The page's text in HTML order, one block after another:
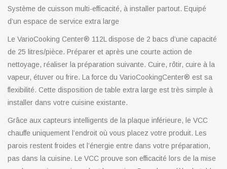
Système de cuisson multi-efficacité, à installer partout. Equipé
d’un espace de service extra large
Le VarioCooking Center® 112L dispose de 2 bacs d’une capacité
de 25 litres/pièce. Préparer et après une courte action de
nettoyage, réaliser la préparation suivante. Cuire, rôtir, cuire à la
vapeur, étuver ou frire. La force du VarioCookingCenter® est sa
flexibilité. Cette disposition de table extra large est très simple à
installer dans votre cuisine existante.
Grâce aux capteurs intelligents de la plaque inférieure, le VCC
chauffe uniquement l’endroit où vous placez votre produit. Les
parois restent froides et l’énergie entre dans votre préparation,
pas dans la cuisine. Le VCC prouve son efficacité lors de la mise